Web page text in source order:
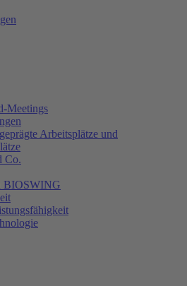
Meetings
Arbeitsplätze und
Co.
BIOSWING